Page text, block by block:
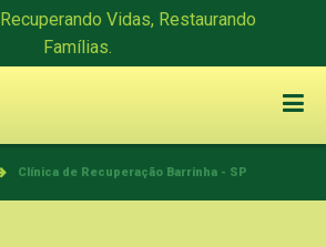
Recuperando Vidas, Restaurando
Famílias.
Clínica de Recuperação Barrinha - SP